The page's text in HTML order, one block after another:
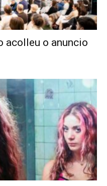
acolleu o anuncio